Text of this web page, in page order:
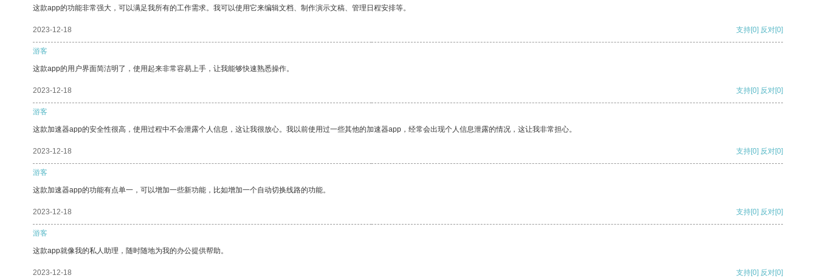
这款app的功能非常强大，可以满足我所有的工作需求。我可以使用它来编辑文档、制作演示文稿、管理日程安排等。
2023-12-18 支持[0] 反对[0]
游客
这款app的用户界面简洁明了，使用起来非常容易上手，让我能够快速熟悉操作。
2023-12-18 支持[0] 反对[0]
游客
这款加速器app的安全性很高，使用过程中不会泄露个人信息，这让我很放心。我以前使用过一些其他的加速器app，经常会出现个人信息泄露的情况，这让我非常担心。
2023-12-18 支持[0] 反对[0]
游客
这款加速器app的功能有点单一，可以增加一些新功能，比如增加一个自动切换线路的功能。
2023-12-18 支持[0] 反对[0]
游客
这款app就像我的私人助理，随时随地为我的办公提供帮助。
2023-12-18 支持[0] 反对[0]